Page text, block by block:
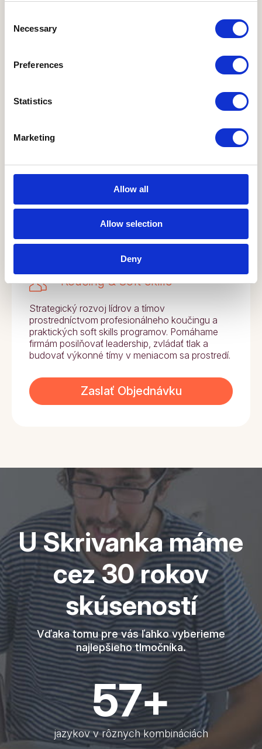
Selection
Necessary
Preferences
Statistics
Marketing
Allow all
Allow selection
Deny
Preložíme akýkoľvek typ dokumentu
formát.
Zaslať Objednávku
Koučing & Soft skills
Strategický rozvoj lídrov a tímov
prostredníctvom profesionálneho koučingu a
praktických soft skills programov. Pomáhame
firmám posilňovať leadership, zvládať tlak a
budovať výkonné tímy v meniacom sa prostredí.
Zaslať Objednávku
U Skrivanka máme
cez 30 rokov
skúseností
Vďaka tomu pre vás ľahko vyberieme
najlepšieho tlmočníka.
76+
jazykov v rôznych kombináciách